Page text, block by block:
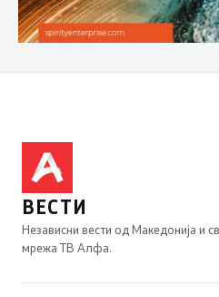
ВЕСТИ
Независни вести од Македонија и
мрежа ТВ Алфа.